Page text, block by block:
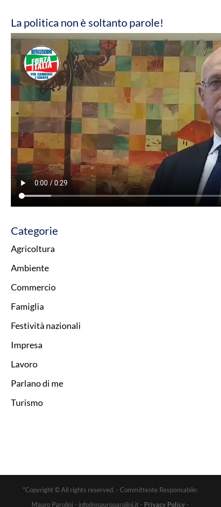
La politica non è soltanto parole!
Categorie
Agricoltura
Ambiente
Commercio
Famiglia
Festività nazionali
Impresa
Lavoro
Parlano di me
Turismo
"Copyright © All rights reserved. - Committente Responsabile:
Mauro Parolini - info@mauroparolini.it - Privacy Policy-